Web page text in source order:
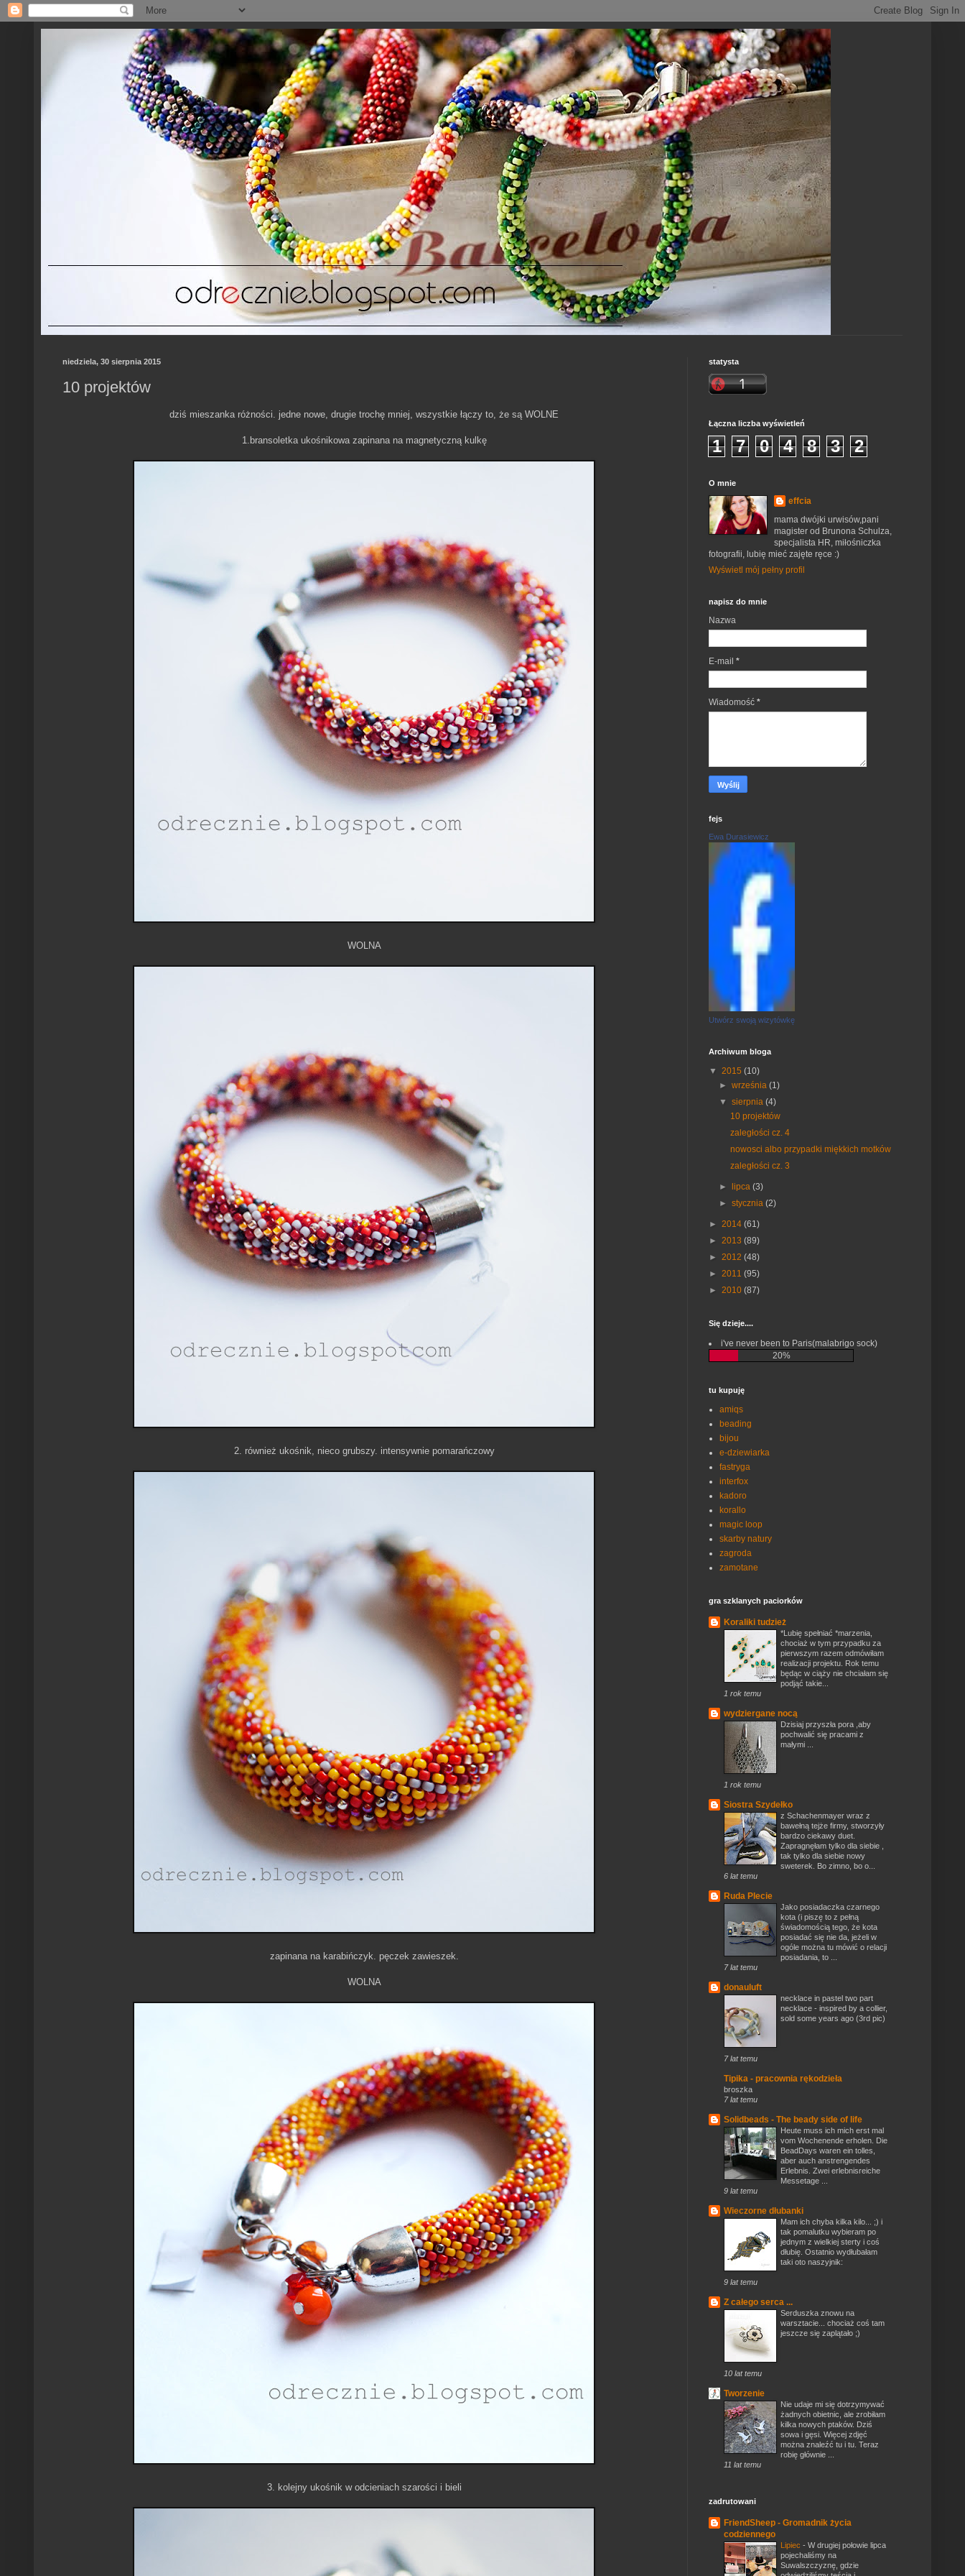
niedziela, 30 sierpnia 2015
10 projektów
dziś mieszanka różności. jedne nowe, drugie trochę mniej, wszystkie łączy to, że są WOLNE
1.bransoletka ukośnikowa zapinana na magnetyczną kulkę
WOLNA
2. również ukośnik, nieco grubszy. intensywnie pomarańczowy
zapinana na karabińczyk. pęczek zawieszek.
WOLNA
3. kolejny ukośnik w odcieniach szarości i bieli
statysta
Łączna liczba wyświetleń
1 7 0 4 8 3 2
O mnie
effcia
mama dwójki urwisów,pani
magister od Brunona Schulza,
specjalista HR, miłośniczka
fotografii, lubię mieć zajęte ręce :)
Wyświetl mój pełny profil
napisz do mnie
Nazwa
E-mail *
Wiadomość *
fejs
Ewa Durasiewicz
Utwórz swoją wizytówkę
Archiwum bloga
▼ 2015 (10)
►września(1)
▼sierpnia(4)
10 projektów
zaległości cz. 4
nowosci albo przypadki miękkich motków
zaległości cz. 3
► lipca(3)
►stycznia(2)
► 2014 (61)
► 2013 (89)
► 2012 (48)
► 2011 (95)
► 2010 (87)
Się dzieje....
i've never been to Paris(malabrigo sock)
20%
tu kupuję
amiqs
beading
bijou
e-dziewiarka
fastryga
interfox
kadoro
korallo
magic loop
skarby natury
zagroda
zamotane
gra szklanych paciorków
Koraliki tudzież
*Lubię spełniać *marzenia,
chociaż w tym przypadku za
pierwszym razem odmówiłam
realizacji projektu. Rok temu
będąc w ciąży nie chciałam się
podjąć takie...
1 rok temu
wydziergane nocą
Dzisiaj przyszła pora ,aby
pochwalić się pracami z
małymi ...
1 rok temu
Siostra Szydełko
z Schachenmayer wraz z
bawełną tejże firmy, stworzyły
bardzo ciekawy duet.
Zapragnęłam tylko dla siebie ,
tak tylko dla siebie nowy
sweterek. Bo zimno, bo o...
6 lat temu
Ruda Plecie
Jako posiadaczka czarnego
kota (i piszę to z pełną
świadomością tego, że kota
posiadać się nie da, jeżeli w
ogóle można tu mówić o relacji
posiadania, to ...
7 lat temu
donauluft
necklace in pastel two part
necklace - inspired by a collier,
sold some years ago (3rd pic)
7 lat temu
Tipika - pracownia rękodzieła
broszka
7 lat temu
Solidbeads - The beady side of life
Heute muss ich mich erst mal
vom Wochenende erholen. Die
BeadDays waren ein tolles,
aber auch anstrengendes
Erlebnis. Zwei erlebnisreiche
Messetage ...
9 lat temu
Wieczorne dłubanki
Mam ich chyba kilka kilo... ;) i
tak pomalutku wybieram po
jednym z wielkiej sterty i coś
dłubię. Ostatnio wydłubałam
taki oto naszyjnik:
9 lat temu
Z całego serca ...
Serduszka znowu na
warsztacie... chociaż coś tam
jeszcze się zaplątało ;)
10 lat temu
Tworzenie
Nie udaje mi się dotrzymywać
żadnych obietnic, ale zrobiłam
kilka nowych ptaków. Dziś
sowa i gęsi. Więcej zdjęć
można znaleźć tu i tu. Teraz
robię głównie ...
11 lat temu
zadrutowani
FriendSheep - Gromadnik życia
codziennego
Lipiec - W drugiej połowie lipca
pojechaliśmy na
Suwalszczyznę, gdzie